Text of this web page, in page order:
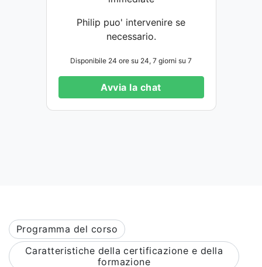
Philip puo' intervenire se
necessario.
Disponibile 24 ore su 24, 7 giorni su 7
Avvia la chat
Programma del corso
Caratteristiche della certificazione e della
formazione